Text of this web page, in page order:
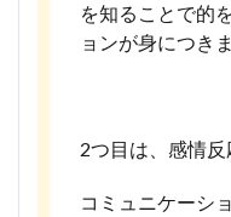
を知ることで的
ョンが身につきま
2つ目は、感情
コミュニケーシ